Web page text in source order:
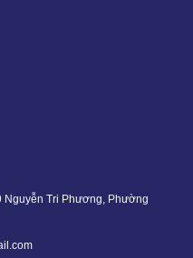
Nguyễn Tri Phương, Phường